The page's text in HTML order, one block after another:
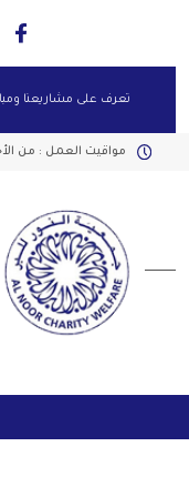
تعرف على مشاريعنا
مواقيت العمل : من الأحد الى